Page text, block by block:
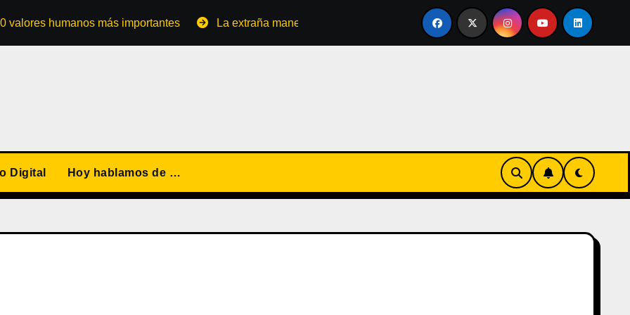
humanos más importantes La extraña manera de convertirse en familia El primer tour de la India Chiquitina
Digital Hoy hablamos de …